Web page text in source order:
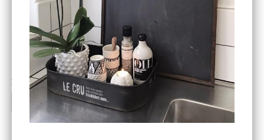
DBKD
Cloudy kruka mini, vit
199 kr
INFO KÖP
Star Trading
Bordslampa Mushroom
vit, Utomhus
499 kr
KÖP